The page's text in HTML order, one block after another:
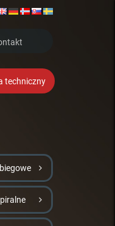
techniczny